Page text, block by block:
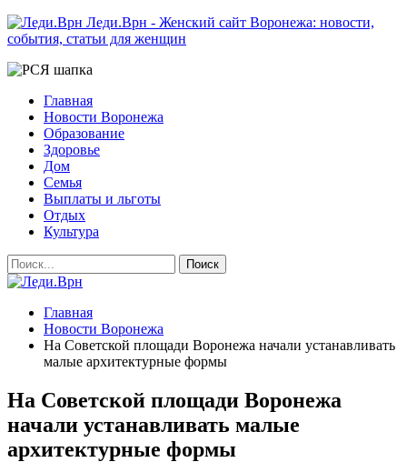
Леди.Врн - Женский сайт Воронежа: новости,
события, статьи для женщин
Главная
Новости Воронежа
Образование
Здоровье
Дом
Семья
Выплаты и льготы
Отдых
Культура
Главная
Новости Воронежа
На Советской площади Воронежа начали устанавливать
малые архитектурные формы
На Советской площади Воронежа
начали устанавливать малые
архитектурные формы